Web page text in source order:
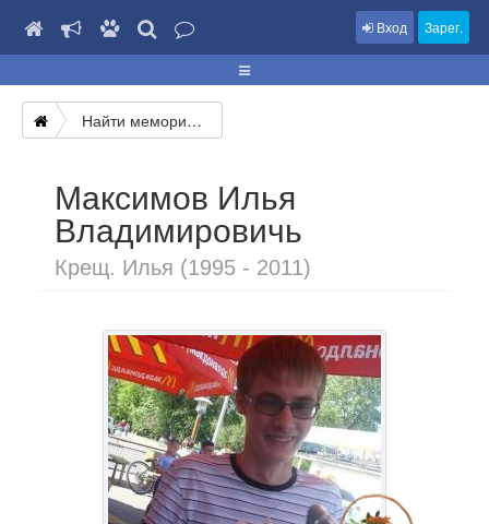
Вход Зарег.
Найти мемориал
Максимов Илья
Владимировичь
Крещ. Илья (1995 - 2011)